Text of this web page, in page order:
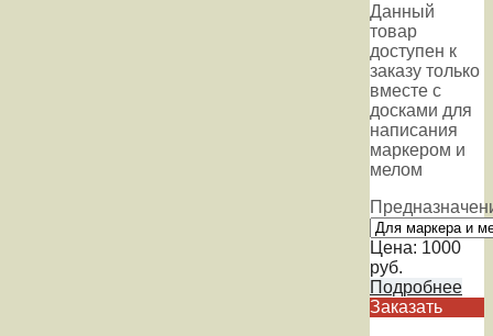
Данный
товар
доступен к
заказу только
вместе с
досками для
написания
маркером и
мелом
Цена: 1000
руб.
Подробнее
Заказать